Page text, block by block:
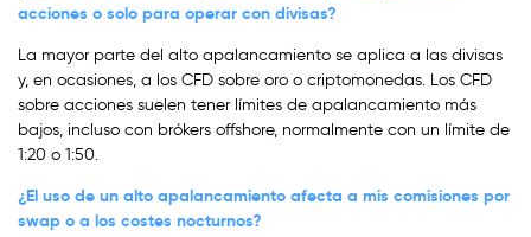
acciones o solo para operar con divisas?
La mayor parte del alto apalancamiento se aplica a las divisas
y, en ocasiones, a los CFD sobre oro o criptomonedas. Los CFD
sobre acciones suelen tener límites de apalancamiento más
bajos, incluso con brókers offshore, normalmente con un límite de
1:20 o 1:50.
¿El uso de un alto apalancamiento afecta a mis comisiones por
swap o a los costes nocturnos?